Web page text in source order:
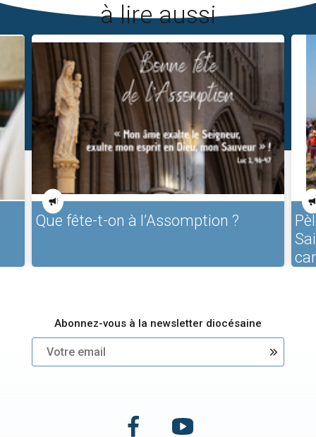
à lire aussi
Que fête-t-on à l’Assomption ?
Abonnez-vous à la newsletter diocésaine